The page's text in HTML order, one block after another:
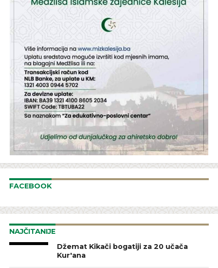
FACEBOOK
NAJČITANIJE
Džemat Kikači bogatiji za 20 učača
Kur'ana